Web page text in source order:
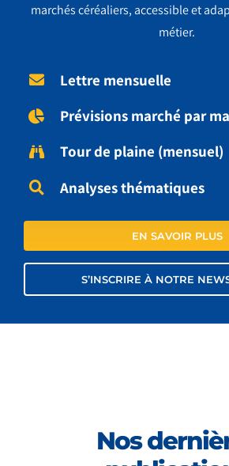
marchés céréaliers, accessible et
métier.
Lettre mensuelle
Prévisions marché par
Tour de plaine (mensuel)
Analyses thématiques
EN SAVOIR PLUS
S’INSCRIRE À NOTRE
Nos